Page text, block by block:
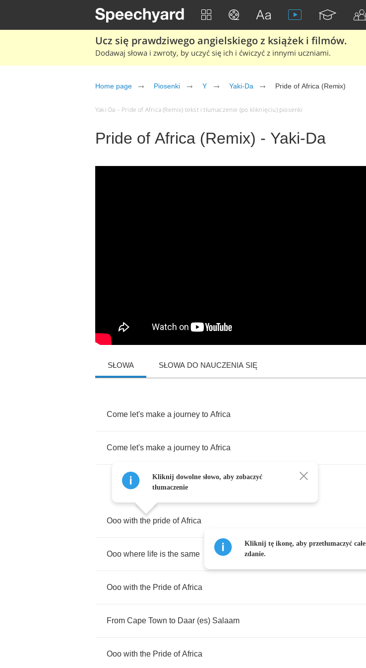
Ucz się prawdziwego angielskiego z książek i filmów.
Dodawaj słowa i zwroty, by uczyć się ich i ćwiczyć z innymi uczniami.
Home page Piosenki Y Yaki-Da Pride of Africa (Remix)
Yaki-Da – Pride of Africa (Remix) tekst i tłumaczenie (po kliknięciu) piosenki
Pride of Africa (Remix) - Yaki-Da
SŁOWA SŁOWA DO NAUCZENIA SIĘ
Come let's make a journey to Africa
Come let's make a journey to Africa
Ooo with the pride of Africa
Ooo where life is the same
Ooo with the Pride of Africa
From Cape Town to Daar (es) Salaam
Ooo with the Pride of Africa
Kliknij dowolne słowo, aby zobaczyć
tłumaczenie
Kliknij tę ikonę, aby przetłumaczyć całe
zdanie.